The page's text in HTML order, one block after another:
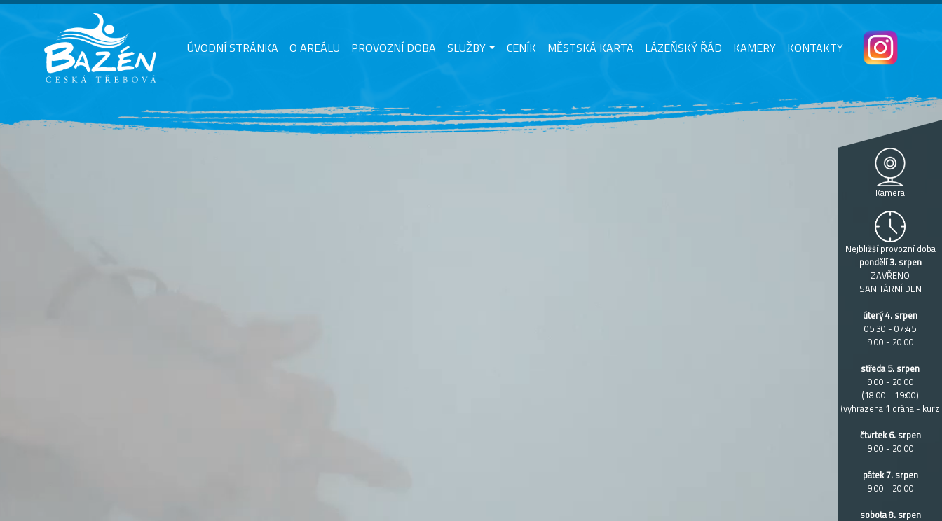
ÚVODNÍ STRÁNKA O AREÁLU PROVOZNÍ DOBA SLUŽBY CENÍK MĚSTSKÁ KARTA LÁZEŇSKÝ ŘÁD KAMERY KONTAKTY
Kamera
Nejbližší provozní doba
pondělí 3. srpen
ZAVŘENO
SANITÁRNÍ DEN
úterý 4. srpen
05:30 - 07:45
9:00 - 20:00
středa 5. srpen
9:00 - 20:00
(18:00 - 19:00)
(vyhrazena 1 dráha - kurz
čtvrtek 6. srpen
9:00 - 20:00
pátek 7. srpen
9:00 - 20:00
sobota 8. srpen